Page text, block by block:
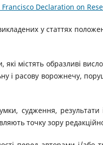
Francisco Declaration on
у статтях
містять образливі
і расову ворожнечу,
судження,
точку зору